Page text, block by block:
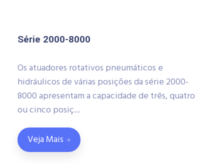
Série 2000-8000
Os atuadores rotativos pneumáticos e
hidráulicos de várias posições da série 2000-
8000 apresentam a capacidade de três, quatro
ou cinco posiç...
Veja Mais